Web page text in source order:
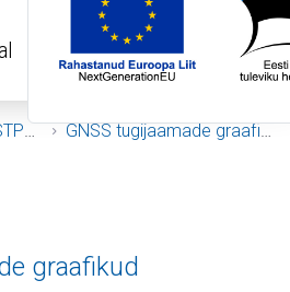
GNSS tugijaamade graafikud
graafikud